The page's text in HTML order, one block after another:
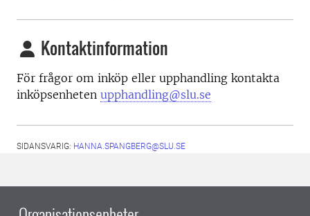
Kontaktinformation
För frågor om inköp eller upphandling kontakta
inköpsenheten upphandling@slu.se
SIDANSVARIG: HANNA.SPANGBERG@SLU.SE